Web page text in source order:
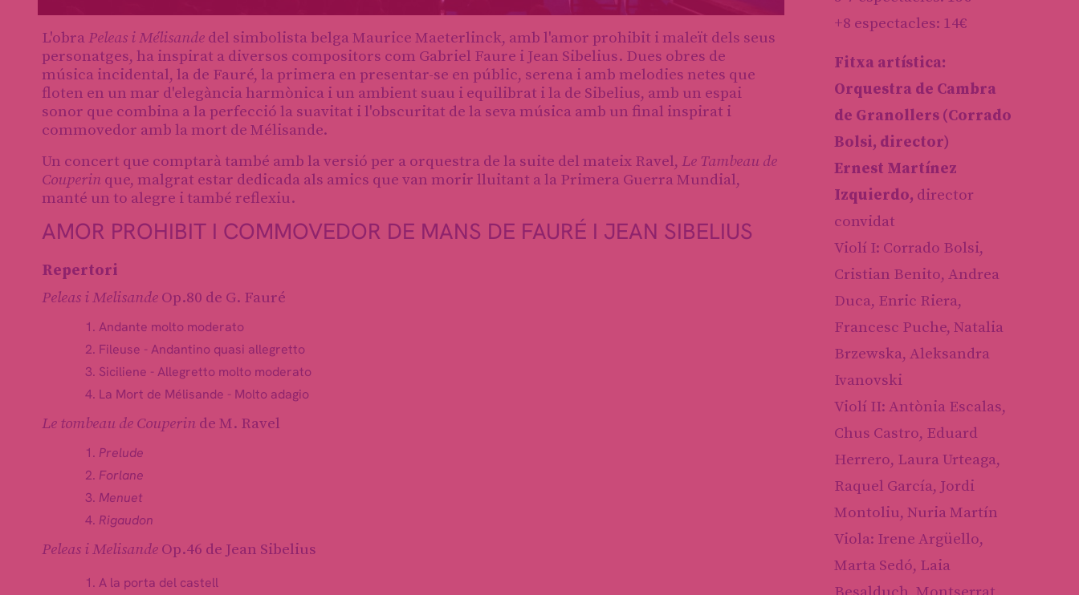
+8 espectacles: 14€
Fitxa artística:
Orquestra de Cambra
de Granollers (Corrado
Bolsi, director)
Ernest Martínez
Izquierdo, director
convidat
Violí I: Corrado Bolsi,
Cristian Benito, Andrea
Duca, Enric Riera,
Francesc Puche, Natalia
Brzewska, Aleksandra
Ivanovski
Violí II: Antònia Escalas,
Chus Castro, Eduard
Herrero, Laura Urteaga,
Raquel García, Jordi
Montoliu, Nuria Martín
Viola: Irene Argüello,
Marta Sedó, Laia
L'obraPeleas i Mélisande del simbolista belga Maurice Maeterlinck, amb l'amor prohibit i maleït dels seus
personatges, ha inspirat a diversos compositors com Gabriel Faure i Jean Sibelius. Dues obres de
música incidental, la de Fauré, la primera en presentar-se en públic, serena i amb melodies netes que
floten en un mar d'elegància harmònica i un ambient suau i equilibrat i la de Sibelius, amb un espai
sonor que combina a la perfecció la suavitat i l'obscuritat de la seva música amb un final inspirat i
commovedor amb la mort de Mélisande.
Un concert que comptarà també amb la versió per a orquestra de la suite del mateix Ravel, Le Tambeau de
Couperin que, malgrat estar dedicada als amics que van morir lluitant a la Primera Guerra Mundial,
manté un to alegre i també reflexiu.
AMOR PROHIBIT I COMMOVEDOR DE MANS DE FAURÉ I JEAN SIBELIUS
Repertori
Peleas i Melisande Op.80 de G. Fauré
Andante molto moderato
Fileuse - Andantino quasi allegretto
Siciliene - Allegretto molto moderato
La Mort de Mélisande - Molto adagio
Le tombeau de Couperin de M. Ravel
Prelude
Forlane
Menuet
Rigaudon
Peleas i Melisande Op.46 de Jean Sibelius
A la porta del castell